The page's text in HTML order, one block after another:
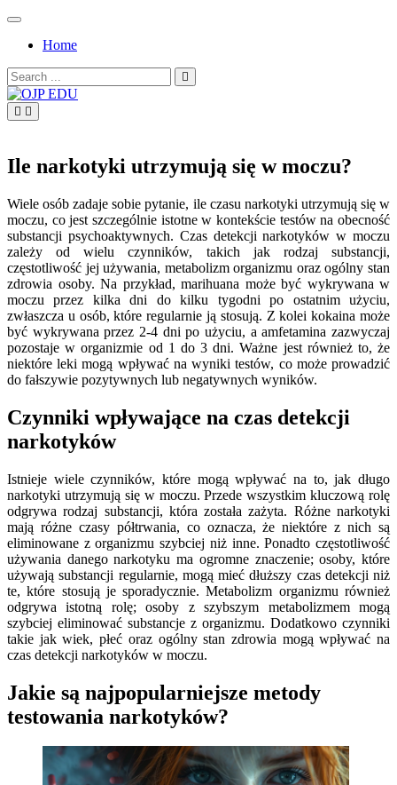
Skip
contentHome
Search
for:
Ile narkotyki utrzymują się w moczu?
Wiele osób zadaje sobie pytanie, ile czasu narkotyki utrzymują się w
moczu, co jest szczególnie istotne w kontekście testów na obecność
substancji psychoaktywnych. Czas detekcji narkotyków w moczu
zależy od wielu czynników, takich jak rodzaj substancji,
częstotliwość jej używania, metabolizm organizmu oraz ogólny stan
zdrowia osoby. Na przykład, marihuana może być wykrywana w
moczu przez kilka dni do kilku tygodni po ostatnim użyciu,
zwłaszcza u osób, które regularnie ją stosują. Z kolei kokaina może
być wykrywana przez 2-4 dni po użyciu, a amfetamina zazwyczaj
pozostaje w organizmie od 1 do 3 dni. Ważne jest również to, że
niektóre leki mogą wpływać na wyniki testów, co może prowadzić
do fałszywie pozytywnych lub negatywnych wyników.
Czynniki wpływające na czas detekcji
narkotyków
Istnieje wiele czynników, które mogą wpływać na to, jak długo
narkotyki utrzymują się w moczu. Przede wszystkim kluczową rolę
odgrywa rodzaj substancji, która została zażyta. Różne narkotyki
mają różne czasy półtrwania, co oznacza, że niektóre z nich są
eliminowane z organizmu szybciej niż inne. Ponadto częstotliwość
używania danego narkotyku ma ogromne znaczenie; osoby, które
używają substancji regularnie, mogą mieć dłuższy czas detekcji niż
te, które stosują je sporadycznie. Metabolizm organizmu również
odgrywa istotną rolę; osoby z szybszym metabolizmem mogą
szybciej eliminować substancje z organizmu. Dodatkowo czynniki
takie jak wiek, płeć oraz ogólny stan zdrowia mogą wpływać na
czas detekcji narkotyków w moczu.
Jakie są najpopularniejsze metody
testowania narkotyków?